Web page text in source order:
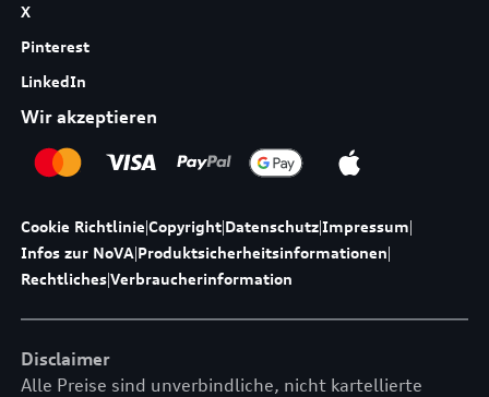
X
Pinterest
LinkedIn
Wir akzeptieren
Cookie Richtlinie|Copyright|Datenschutz|Impressum|
Infos zur NoVA|Produktsicherheitsinformationen|
Rechtliches|Verbraucherinformation
Disclaimer
Alle Preise sind unverbindliche, nicht kartellierte